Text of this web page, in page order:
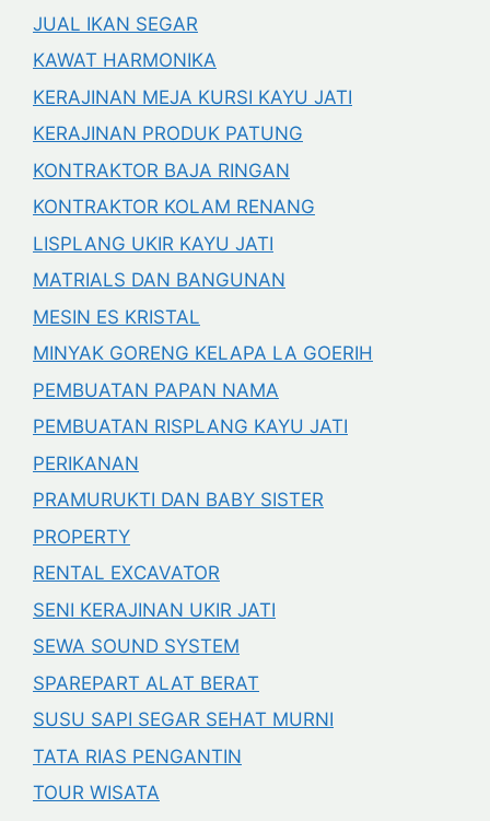
JUAL IKAN SEGAR
KAWAT HARMONIKA
KERAJINAN MEJA KURSI KAYU JATI
KERAJINAN PRODUK PATUNG
KONTRAKTOR BAJA RINGAN
KONTRAKTOR KOLAM RENANG
LISPLANG UKIR KAYU JATI
MATRIALS DAN BANGUNAN
MESIN ES KRISTAL
MINYAK GORENG KELAPA LA GOERIH
PEMBUATAN PAPAN NAMA
PEMBUATAN RISPLANG KAYU JATI
PERIKANAN
PRAMURUKTI DAN BABY SISTER
PROPERTY
RENTAL EXCAVATOR
SENI KERAJINAN UKIR JATI
SEWA SOUND SYSTEM
SPAREPART ALAT BERAT
SUSU SAPI SEGAR SEHAT MURNI
TATA RIAS PENGANTIN
TOUR WISATA